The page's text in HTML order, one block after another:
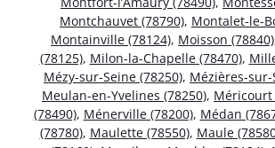
Montchauvet (78790), Montalet-le-
Montainville (78124), Moisson (78840)
(78125), Milon-la-Chapelle (78470),
Mézy-sur-Seine (78250), Mézières-sur-
Meulan-en-Yvelines (78250), Méricourt
(78490), Ménerville (78200), Médan
(78780), Maulette (78550), Maule